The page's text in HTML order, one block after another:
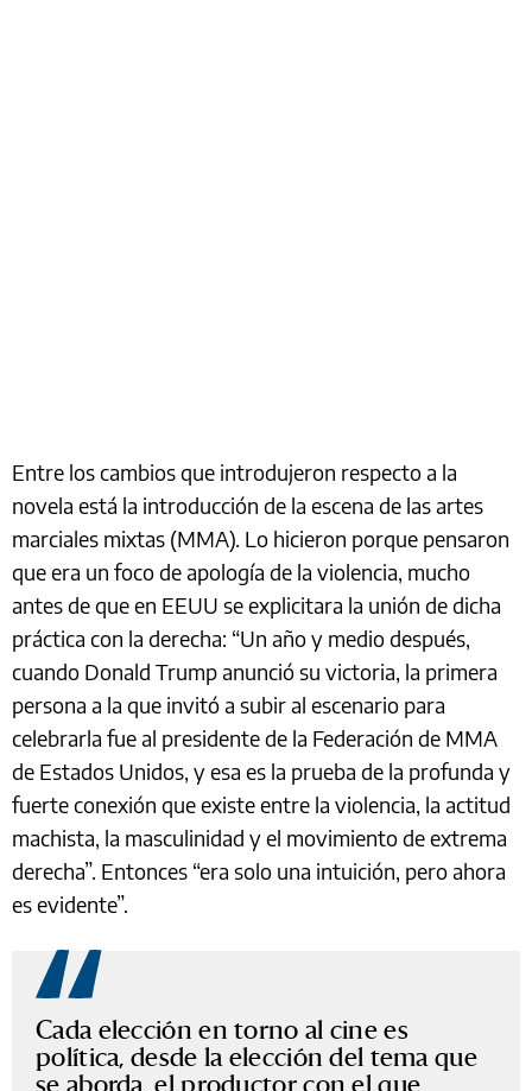
Entre los cambios que introdujeron respecto a la
novela está la introducción de la escena de las artes
marciales mixtas (MMA). Lo hicieron porque pensaron
que era un foco de apología de la violencia, mucho
antes de que en EEUU se explicitara la unión de dicha
práctica con la derecha: “Un año y medio después,
cuando Donald Trump anunció su victoria, la primera
persona a la que invitó a subir al escenario para
celebrarla fue al presidente de la Federación de MMA
de Estados Unidos, y esa es la prueba de la profunda y
fuerte conexión que existe entre la violencia, la actitud
machista, la masculinidad y el movimiento de extrema
derecha”. Entonces “era solo una intuición, pero ahora
es evidente”.
Cada elección en torno al cine es
política, desde la elección del tema que
se aborda, el productor con el que